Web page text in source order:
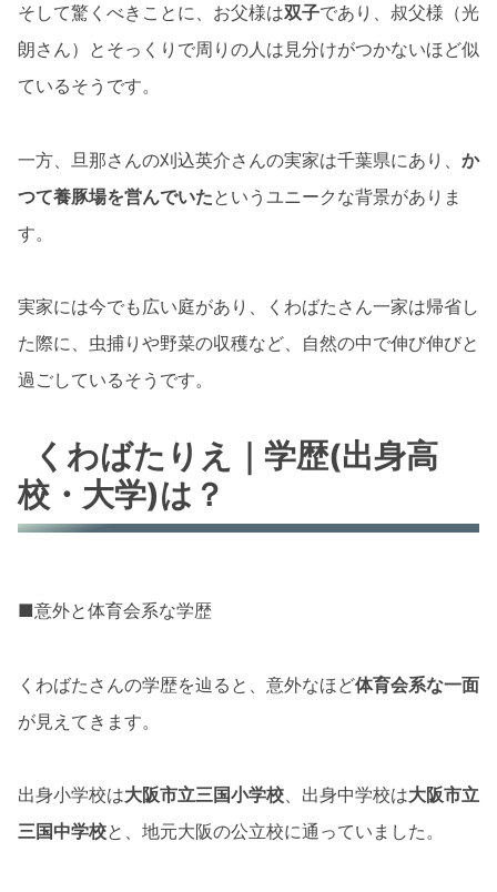
そして驚くべきことに、お父様は双子であり、叔父様（光
朗さん）とそっくりで周りの人は見分けがつかないほど似
ているそうです。
一方、旦那さんの刈込英介さんの実家は千葉県にあり、 か
つて養豚場を営んでいたというユニークな背景がありま
す。
実家には今でも広い庭があり、くわばたさん一家は帰省し
た際に、虫捕りや野菜の収穫など、自然の中で伸び伸びと
過ごしているそうです。
くわばたりえ｜学歴(出身高
校・大学)は？
■意外と体育会系な学歴
くわばたさんの学歴を辿ると、意外なほど体育会系な一面
が見えてきます。
出身小学校は大阪市立三国小学校、出身中学校は大阪市立
三国中学校と、地元大阪の公立校に通っていました。